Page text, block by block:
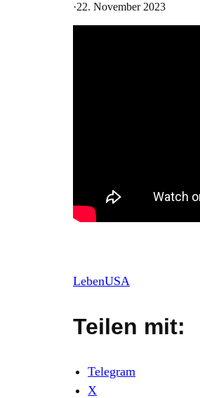
·22. November 2023
LebenUSA
Teilen mit:
Telegram
X